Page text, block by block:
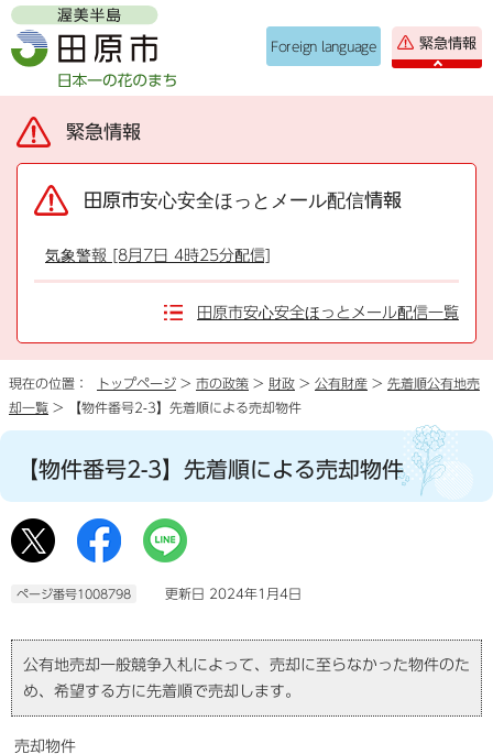
Foreign language 緊急情報
緊急情報
田原市安心安全ほっとメール配信情報
気象警報 [8月7日 4時25分配信]
田原市安心安全ほっとメール配信一覧
現在の位置： トップページ > 市の政策 > 財政 > 公有財産 > 先着順公有地売
却一覧 > 【物件番号2-3】先着順による売却物件
【物件番号2-3】先着順による売却物件
ページ番号1008798 更新日 2024年1月4日
公有地売却一般競争入札によって、売却に至らなかった物件のた
め、希望する方に先着順で売却します。
売却物件